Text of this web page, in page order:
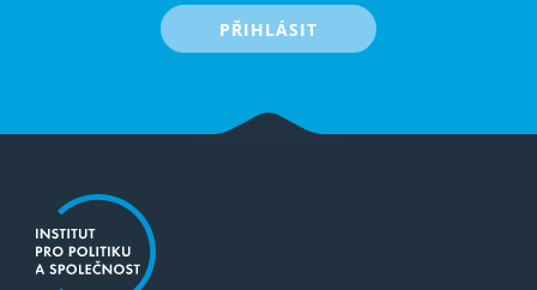
PŘIHLÁSIT